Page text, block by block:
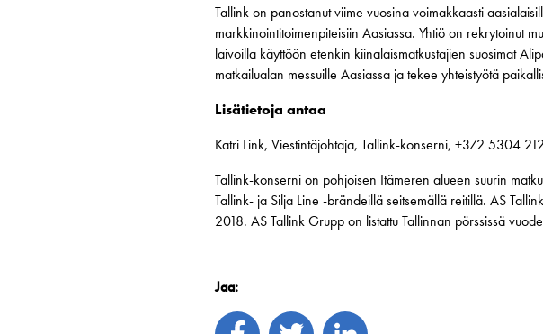
Tallink on panostanut viime vuosina voimakkaasti
markkinointitoimenpiteisiin Aasiassa. Yhtiö on rekrytoinut
laivoilla käyttöön etenkin kiinalaismatkustajien suosimat
matkailualan messuille Aasiassa ja tekee yhteistyötä
Lisätietoja antaa
Katri Link, Viestintäjohtaja, Tallink-konserni, +372 5304
Tallink-konserni on pohjoisen Itämeren alueen suurin
Tallink- ja Silja Line -brändeillä seitsemällä reitillä. AS
2018. AS Tallink Grupp on listattu Tallinnan pörssissä
Jaa: